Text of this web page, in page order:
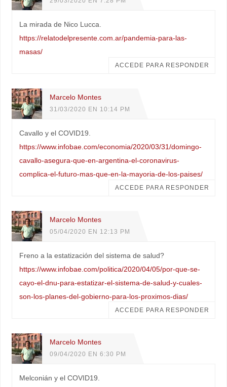
La mirada de Nico Lucca.
https://relatodelpresente.com.ar/pandemia-para-las-
masas/
ACCEDE PARA RESPONDER
Marcelo Montes
31/03/2020 EN 10:14 PM
Cavallo y el COVID19.
https://www.infobae.com/economia/2020/03/31/domingo-
cavallo-asegura-que-en-argentina-el-coronavirus-
complica-el-futuro-mas-que-en-la-mayoria-de-los-paises/
ACCEDE PARA RESPONDER
Marcelo Montes
05/04/2020 EN 12:13 PM
Freno a la estatización del sistema de salud?
https://www.infobae.com/politica/2020/04/05/por-que-se-
cayo-el-dnu-para-estatizar-el-sistema-de-salud-y-cuales-
son-los-planes-del-gobierno-para-los-proximos-dias/
ACCEDE PARA RESPONDER
Marcelo Montes
09/04/2020 EN 6:30 PM
Melconián y el COVID19.